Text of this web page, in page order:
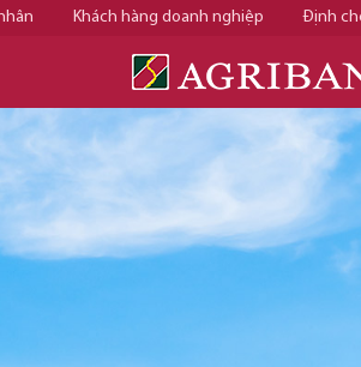
Khách hàng doanh nghiệp Định